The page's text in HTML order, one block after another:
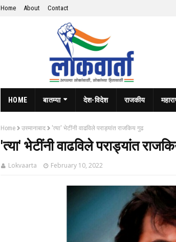
Home About Contact
HOME बातम्या देश-विदेश राजकीय
Home उस्मानाबाद 'त्या' भेटींनी वाढविले पराड्यांत राजकिय गुढ
'त्या' भेटींनी वाढविले पराड्यांत
Lokvaarta February 10, 2022